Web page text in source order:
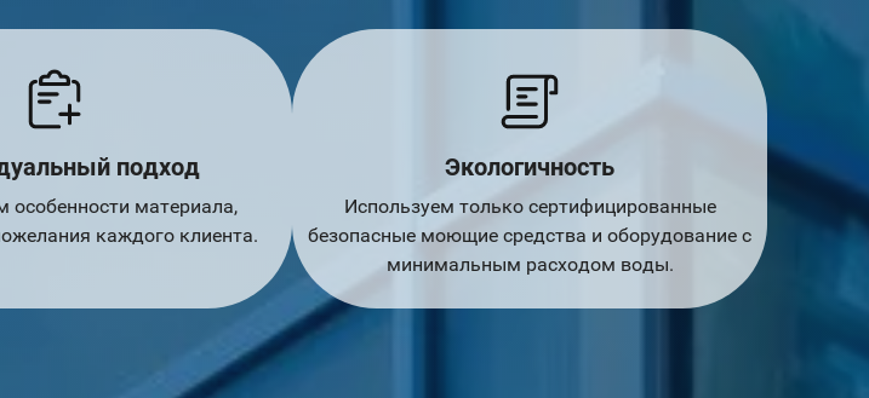
подход
материала,
каждого клиента.
Экологичность
Используем только сертифицированные
безопасные моющие средства и оборудование с
минимальным расходом воды.